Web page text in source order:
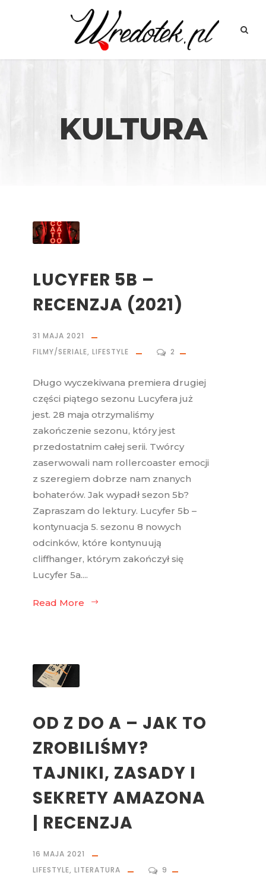
KULTURA
LUCYFER 5B –
RECENZJA (2021)
31 MAJA 2021
FILMY/SERIALE, LIFESTYLE 2
Długo wyczekiwana premiera drugiej
części piątego sezonu Lucyfera już
jest. 28 maja otrzymaliśmy
zakończenie sezonu, który jest
przedostatnim całej serii. Twórcy
zaserwowali nam rollercoaster emocji
z szeregiem dobrze nam znanych
bohaterów. Jak wypadł sezon 5b?
Zapraszam do lektury. Lucyfer 5b –
kontynuacja 5. sezonu 8 nowych
odcinków, które kontynuują
cliffhanger, którym zakończył się
Lucyfer 5a....
Read More
OD Z DO A – JAK TO
ZROBILIŚMY?
TAJNIKI, ZASADY I
SEKRETY AMAZONA
| RECENZJA
16 MAJA 2021
LIFESTYLE, LITERATURA 9